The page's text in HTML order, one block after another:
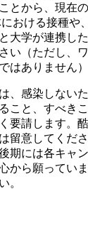
とから、現在
おける接種や
大学が連携し
い（ただし、
はありません）
、感染しない
こと、すべき
要請します。
留意してくだ
期には各キャ
から願ってい
。